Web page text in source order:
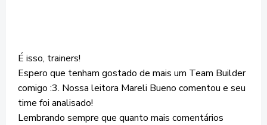
É isso, trainers!
Espero que tenham gostado de mais um Team Builder
comigo :3. Nossa leitora Mareli Bueno comentou e seu
time foi analisado!
Lembrando sempre que quanto mais comentários